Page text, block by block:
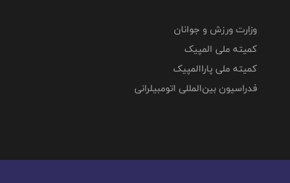
وزارت ورزش و جوانان
کمیته ملی المپیک
کمیته ملی پاراالمپیک
فدراسیون بین‌المللی اتومبیلرانی